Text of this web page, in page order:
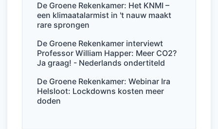
De Groene Rekenkamer: Het KNMI –
een klimaatalarmist in 't nauw maakt
rare sprongen
De Groene Rekenkamer interviewt
Professor William Happer: Meer CO2?
Ja graag! - Nederlands ondertiteld
De Groene Rekenkamer: Webinar Ira
Helsloot: Lockdowns kosten meer
doden